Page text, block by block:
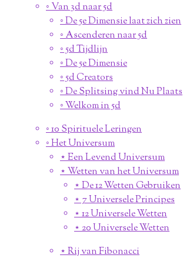
◦ Van 3d naar 5d
◦ De 5e Dimensie laat zich zien
◦ Ascenderen naar 5d
◦ 5d Tijdlijn
◦ De 5e Dimensie
◦ 5d Creators
◦ De Splitsing vind Nu Plaats
◦ Welkom in 5d
◦ 10 Spirituele Leringen
◦ Het Universum
⋆ Een Levend Universum
⋆ Wetten van het Universum
⋆ De 12 Wetten Gebruiken
⋆ 7 Universele Principes
⋆ 12 Universele Wetten
⋆ 20 Universele Wetten
⋆ Rij van Fibonacci